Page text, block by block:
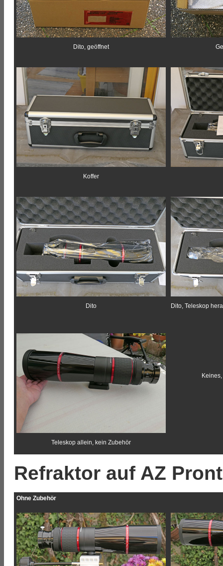
Dito, geöffnet
Koffer
Dito Dito, Teleskop
Teleskop allein, kein Zubehör
Refraktor auf AZ
Ohne Zubehör